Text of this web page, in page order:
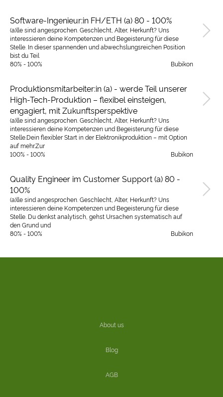
Software-Ingenieur:in FH/ETH (a) 80 - 100%
(a)lle sind angesprochen. Geschlecht, Alter, Herkunft? Uns
interessieren deine Kompetenzen und Begeisterung für diese
Stelle. In dieser spannenden und abwechslungsreichen Position
bist du Teil
80% - 100%
Bubikon
Produktionsmitarbeiter:in (a) - werde Teil unserer
High-Tech-Produktion – flexibel einsteigen,
engagiert, mit Zukunftsperspektive
(a)lle sind angesprochen. Geschlecht, Alter, Herkunft? Uns
interessieren deine Kompetenzen und Begeisterung für diese
Stelle.Dein flexibler Start in der Elektronikproduktion – mit Option
auf mehr.Zur
100% - 100%
Bubikon
Quality Engineer im Customer Support (a) 80 -
100%
(a)lle sind angesprochen. Geschlecht, Alter, Herkunft? Uns
interessieren deine Kompetenzen und Begeisterung für diese
Stelle. Du denkst analytisch, gehst Ursachen systematisch auf
den Grund und
80% - 100%
Bubikon
About us
Blog
AGB